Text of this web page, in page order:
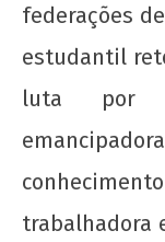
federações
estudantil
luta por
trabalhadora